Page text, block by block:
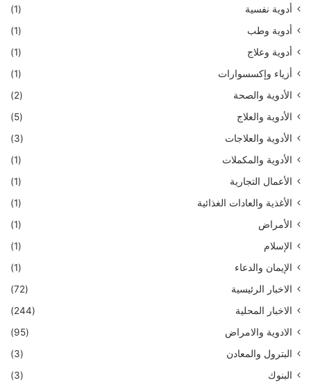
أدوية نفسية
(1)
أدوية وطب
(1)
أدوية وعلاج
(1)
أزياء وإكسسوارات
(1)
الأدوية والصحة
(2)
الأدوية والعلاج
(5)
الأدوية والعلاجات
(3)
الأدوية والمكملات
(1)
الأعمال التجارية
(1)
الأغذية والعادات الغذائية
(1)
الأمراض
(1)
الإسلام
(1)
الإيمان والدعاء
(1)
الاخبار الرئيسية
(72)
الاخبار المحلية
(244)
الادوية والامراض
(95)
البترول والمعادن
(3)
البنوك
(3)